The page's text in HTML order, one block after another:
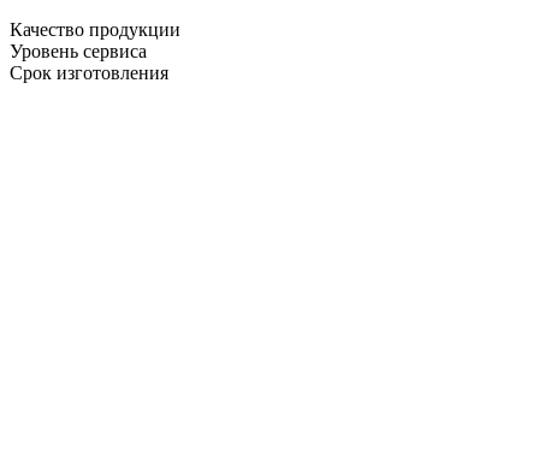
Качество продукции
Уровень сервиса
Срок изготовления